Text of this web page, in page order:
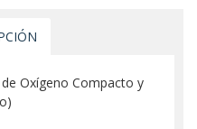
Oxígeno Compacto y